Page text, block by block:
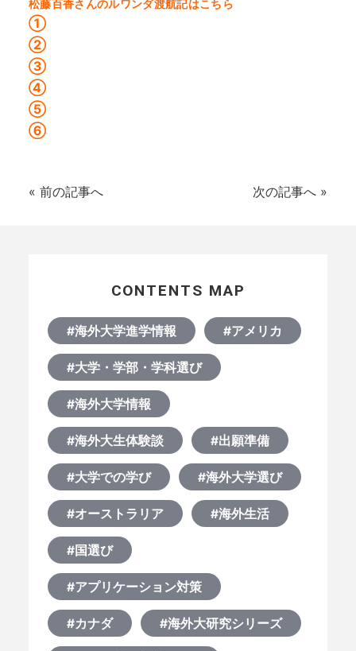
松藤百香さんのルワンダ渡航記はこちら
①
②
③
④
⑤
⑥
« 前の記事へ 次の記事へ »
CONTENTS MAP
#海外大学進学情報 #アメリカ
#大学・学部・学科選び
#海外大学情報
#海外大生体験談 #出願準備
#大学での学び #海外大学選び
#オーストラリア #海外生活
#国選び
#アプリケーション対策
#カナダ #海外大研究シリーズ